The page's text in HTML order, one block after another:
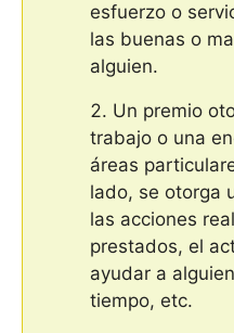
esfuerzo o
las buenas o
alguien.
Un premio
trabajo o una
áreas
lado, se otorga
las acciones
prestados, el
ayudar a
tiempo, etc.